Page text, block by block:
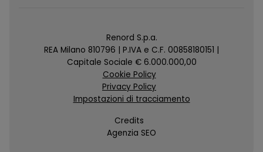
Renord S.p.a.
REA Milano 810796 | P.IVA e C.F. 00858180151 |
Capitale Sociale € 6.000.000,00
Cookie Policy
Privacy Policy
Impostazioni di tracciamento
Credits
Agenzia SEO